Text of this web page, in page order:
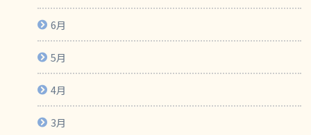
6月
5月
4月
3月